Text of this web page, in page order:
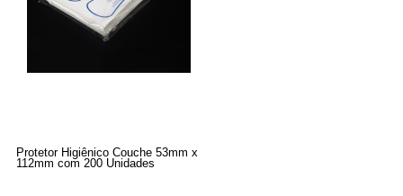
Protetor Higiênico Couche 53mm x
112mm com 200 Unidades